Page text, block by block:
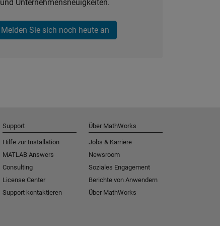
und Unternehmensneuigkeiten.
Melden Sie sich noch heute an
Support
Hilfe zur Installation
MATLAB Answers
Consulting
License Center
Support kontaktieren
Über MathWorks
Jobs & Karriere
Newsroom
Soziales Engagement
Berichte von Anwendern
Über MathWorks